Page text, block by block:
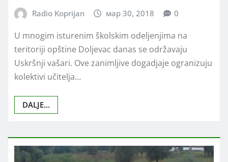
Radio Koprijan мар 30, 2018 0
U mnogim isturenim školskim odeljenjima na
teritoriji opštine Doljevac danas se održavaju
Uskršnji vašari. Ove zanimljive dogadjaje ogranizuju
kolektivi učitelja…
DALJE...